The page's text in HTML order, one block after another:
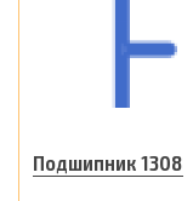
Подшипник 1308